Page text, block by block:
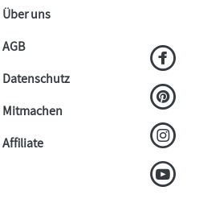
Über uns
AGB
Datenschutz
Mitmachen
Affiliate